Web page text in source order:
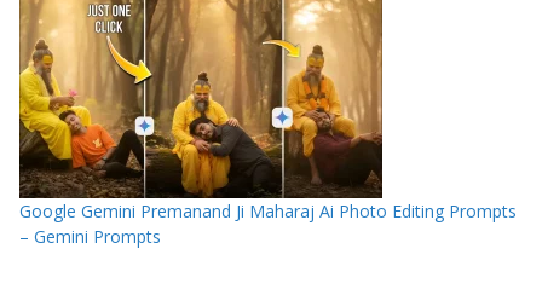
Google Gemini Premanand Ji Maharaj Ai Photo Editing Prompts
– Gemini Prompts